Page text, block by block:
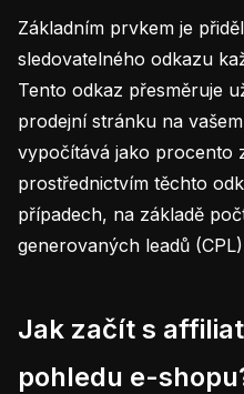
Základním prvkem je
sledovatelného odkazu
Tento odkaz přesměruje
prodejní stránku na
vypočítává jako procento
prostřednictvím těchto
případech, na základě
generovaných leadů
Jak začít s
pohledu e-